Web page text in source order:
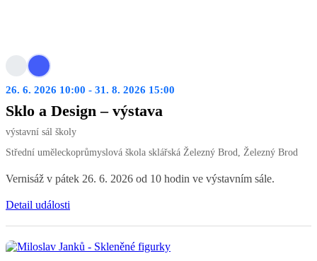
26. 6. 2026 10:00 - 31. 8. 2026 15:00
Sklo a Design – výstava
výstavní sál školy
Střední uměleckoprůmyslová škola sklářská Železný Brod, Železný Brod
Vernisáž v pátek 26. 6. 2026 od 10 hodin ve výstavním sále.
Detail události